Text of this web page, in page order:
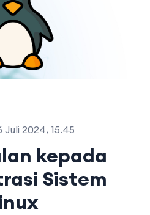
Juli 2024, 15.45
kepada
Sistem